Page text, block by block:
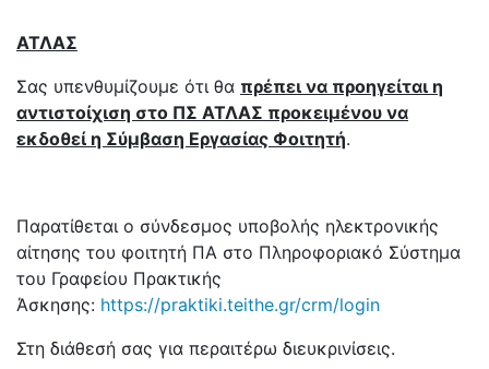
ΑΤΛΑΣ
Σας υπενθυμίζουμε ότι θα πρέπει να προηγείται η
αντιστοίχιση στο ΠΣ ΑΤΛΑΣ προκειμένου να
εκδοθεί η Σύμβαση Εργασίας Φοιτητή.
Παρατίθεται ο σύνδεσμος υποβολής ηλεκτρονικής
αίτησης του φοιτητή ΠΑ στο Πληροφοριακό Σύστημα
του Γραφείου Πρακτικής
Άσκησης: https://praktiki.teithe.gr/crm/login
Στη διάθεσή σας για περαιτέρω διευκρινίσεις.